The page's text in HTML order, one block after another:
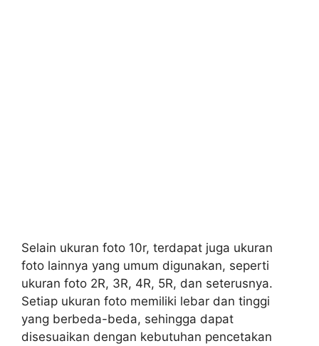
Selain ukuran foto 10r, terdapat juga ukuran
foto lainnya yang umum digunakan, seperti
ukuran foto 2R, 3R, 4R, 5R, dan seterusnya.
Setiap ukuran foto memiliki lebar dan tinggi
yang berbeda-beda, sehingga dapat
disesuaikan dengan kebutuhan pencetakan